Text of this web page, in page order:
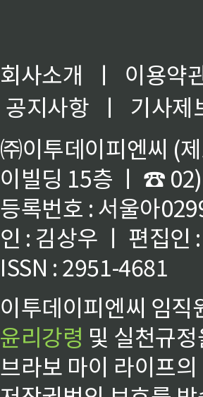
회사소개 ㅣ
이용약
공지사항
ㅣ
기사제
㈜이투데이피엔씨 (
이빌딩 15층 ㅣ ☎
등록번호 : 서울아
인 : 김상우 ㅣ 편집인
ISSN : 2951-4681
이투데이피엔씨 임
윤리강령 및 실천규
브라보 마이 라이프